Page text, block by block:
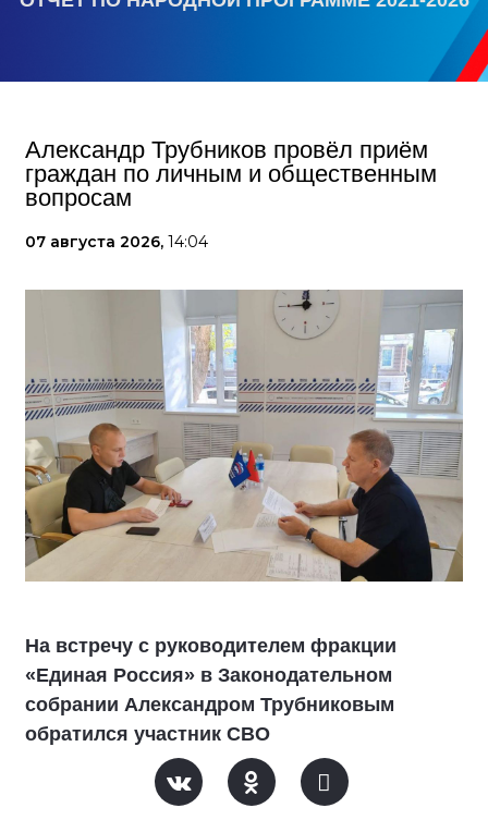
Александр Трубников провёл приём
граждан по личным и общественным
вопросам
07 августа 2026, 14:04
На встречу с руководителем фракции
«Единая Россия» в Законодательном
собрании Александром Трубниковым
обратился участник СВО